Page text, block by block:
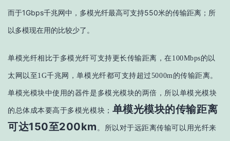
而于1Gbps千兆网中，多模光纤最高可支持550米的传输距离；所
以多模现在用的比较少了。
单模光纤相比于多模光纤可支持更长传输距离，在100Mbps的以
太网以至1G千兆网，单模光纤都可支持超过5000m的传输距离。
单模光模块中使用的器件是多模光模块的两倍，所以单模光模块
的总体成本要高于多模光模块； 单模光模块的传输距离
可达150至200km 。 所以对于远距离传输可以用光纤来